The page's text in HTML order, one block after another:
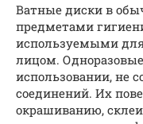
Ватные диски в
предметами
используемыми
лицом.
использовании, не
соединений. Их
окрашиванию,